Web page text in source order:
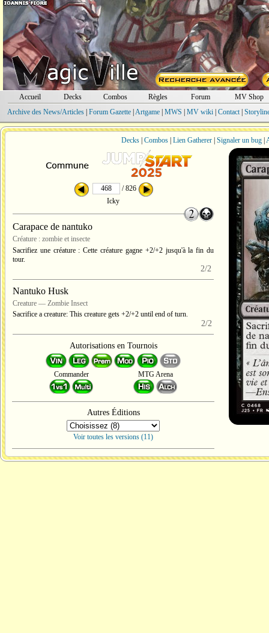
Accueil Decks Combos Règles Forum
MV Shop
Archive des News/Articles| Forum Gazette| Artgame| MWS MV wiki| Contact|
Decks Combos Lien Gatherer Signaler un bug
/ 826
Icky
Carapace de nantuko
Créature : zombie et insecte
Sacrifiez une créature : Cette créature gagne +2/+2 jusqu'à la fin du
tour.
2/2
Nantuko Husk
Creature — Zombie Insect
Sacrifice a creature: This creature gets +2/+2 until end of turn.
2/2
Autorisations en Tournois
Commander MTG Arena
Autres Éditions
Voir toutes les versions (11)